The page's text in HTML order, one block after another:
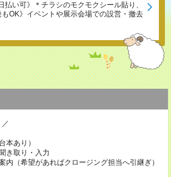
払い可》＊チラシのモクモクシール貼り、
もOK》イベントや展示会場での設営・撤去
本あり）
き取り・入力
内（希望があればクロージング担当へ引継ぎ）